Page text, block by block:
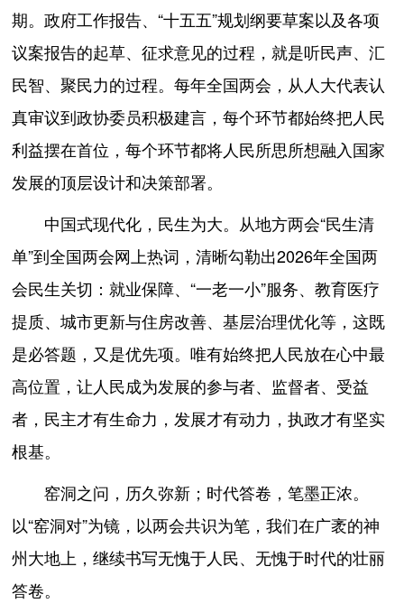
期。政府工作报告、“十五五”规划纲要草案以及各项
议案报告的起草、征求意见的过程，就是听民声、汇
民智、聚民力的过程。每年全国两会，从人大代表认
真审议到政协委员积极建言，每个环节都始终把人民
利益摆在首位，每个环节都将人民所思所想融入国家
发展的顶层设计和决策部署。
中国式现代化，民生为大。从地方两会“民生清
单”到全国两会网上热词，清晰勾勒出2026年全国两
会民生关切：就业保障、“一老一小”服务、教育医疗
提质、城市更新与住房改善、基层治理优化等，这既
是必答题，又是优先项。唯有始终把人民放在心中最
高位置，让人民成为发展的参与者、监督者、受益
者，民主才有生命力，发展才有动力，执政才有坚实
根基。
窑洞之问，历久弥新；时代答卷，笔墨正浓。
以“窑洞对”为镜，以两会共识为笔，我们在广袤的神
州大地上，继续书写无愧于人民、无愧于时代的壮丽
答卷。